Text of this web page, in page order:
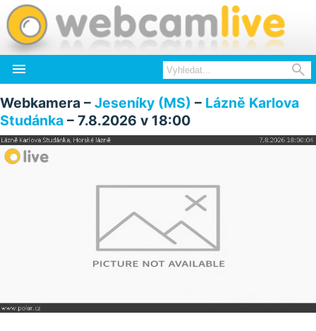
 
Webkamera – Jeseníky (MS) – Lázně Karlova
Studánka – 7.8.2026 v 18:00